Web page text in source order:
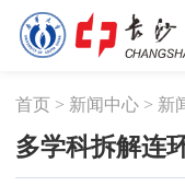
首页 > 新闻中心 > 新
多学科拆解连